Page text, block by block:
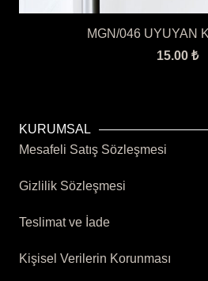
MGN/046 UYUYAN
15.00 ₺
KURUMSAL
Mesafeli Satış Sözleşmesi
Gizlilik Sözleşmesi
Teslimat ve İade
Kişisel Verilerin Korunması